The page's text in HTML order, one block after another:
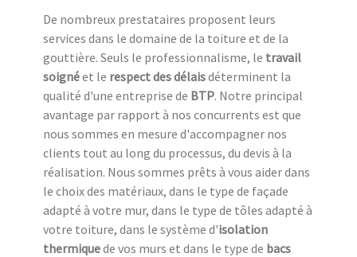
De nombreux prestataires proposent leurs
services dans le domaine de la toiture et de la
gouttière. Seuls le professionnalisme, le travail
soignéet le respect des délaisdéterminent la
qualité d'une entreprise de BTP. Notre principal
avantage par rapport à nos concurrents est que
nous sommes en mesure d'accompagner nos
clients tout au long du processus, du devis à la
réalisation. Nous sommes prêts à vous aider dans
le choix des matériaux, dans le type de façade
adapté à votre mur, dans le type de tôles adapté à
votre toiture, dans le système d'isolation
thermiquede vos murs et dans le type de bacs